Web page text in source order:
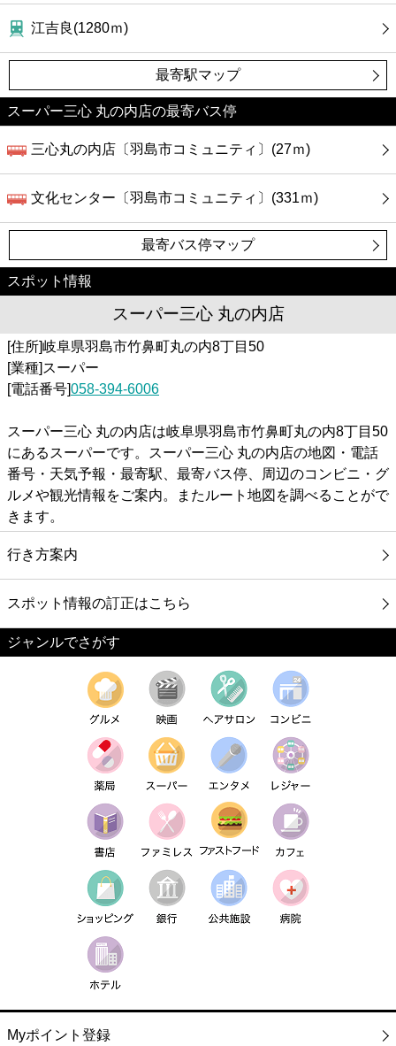
江吉良(1280ｍ)
最寄駅マップ
スーパー三心 丸の内店の最寄バス停
三心丸の内店〔羽島市コミュニティ〕(27ｍ)
文化センター〔羽島市コミュニティ〕(331ｍ)
最寄バス停マップ
スポット情報
スーパー三心 丸の内店
[住所]岐阜県羽島市竹鼻町丸の内8丁目50
[業種]スーパー
[電話番号]058-394-6006
スーパー三心 丸の内店は岐阜県羽島市竹鼻町丸の内8丁目50
にあるスーパーです。スーパー三心 丸の内店の地図・電話
番号・天気予報・最寄駅、最寄バス停、周辺のコンビニ・グ
ルメや観光情報をご案内。またルート地図を調べることがで
きます。
行き方案内
スポット情報の訂正はこちら
ジャンルでさがす
Myポイント登録